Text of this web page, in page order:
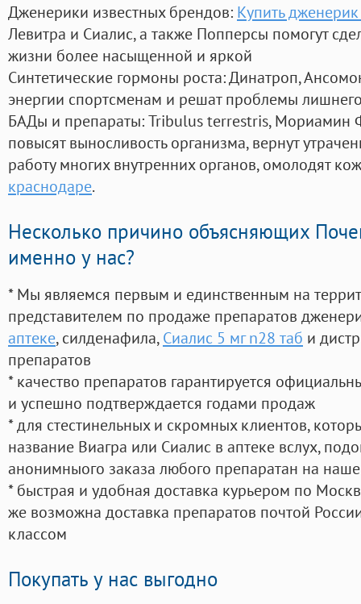
Дженерики известных брендов: Купить
Левитра и Сиалис, а также Попперсы помогут
жизни более насыщенной и яркой
Синтетические гормоны роста: Динатроп,
энергии спортсменам и решат проблемы
БАДы и препараты:Tribulus terrestris, Мориамин
повысят выносливость организма, вернут
работу многих внутренних органов, омолодят
краснодаре.
Несколько причино объясняющих
именно у нас?
* Мы являемся первым и единственным на
представителем по продаже препаратов
аптеке, силденафила, Сиалис 5 мг n28 таб и
препаратов
* качество препаратов гарантируется
и успешно подтверждается годами продаж
* для стестинельных и скромных клиентов,
название Виагра или Сиалис в аптеке вслух,
анонимныого заказа любого препаратан на
* быстрая и удобная доставка курьером по
же возможна доставка препаратов почтой
классом
Покупать у нас выгодно